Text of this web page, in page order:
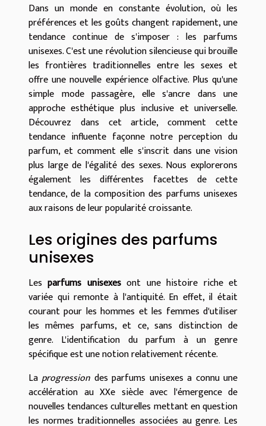
Dans un monde en constante évolution, où les
préférences et les goûts changent rapidement, une
tendance continue de s'imposer : les parfums
unisexes. C'est une révolution silencieuse qui brouille
les frontières traditionnelles entre les sexes et
offre une nouvelle expérience olfactive. Plus qu'une
simple mode passagère, elle s'ancre dans une
approche esthétique plus inclusive et universelle.
Découvrez dans cet article, comment cette
tendance influente façonne notre perception du
parfum, et comment elle s'inscrit dans une vision
plus large de l'égalité des sexes. Nous explorerons
également les différentes facettes de cette
tendance, de la composition des parfums unisexes
aux raisons de leur popularité croissante.
Les origines des parfums
unisexes
Lesparfums unisexesont une histoire riche et
variée qui remonte à l'antiquité. En effet, il était
courant pour les hommes et les femmes d'utiliser
les mêmes parfums, et ce, sans distinction de
genre. L'identification du parfum à un genre
spécifique est une notion relativement récente.
Laprogression des parfums unisexes a connu une
accélération au XXe siècle avec l'émergence de
nouvelles tendances culturelles mettant en question
les normes traditionnelles associées au genre. Les